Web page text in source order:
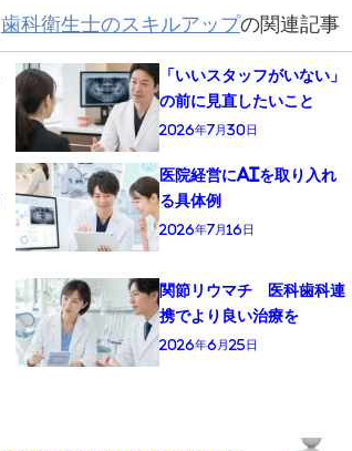
歯科衛生士のスキルアップの関連記事
「いいスタッフがいない」
の前に見直したいこと
2026年7月30日
医院経営にAIを取り入れ
る具体例
2026年7月16日
関節リウマチ 医科歯科連
携でより良い治療を
2026年6月25日